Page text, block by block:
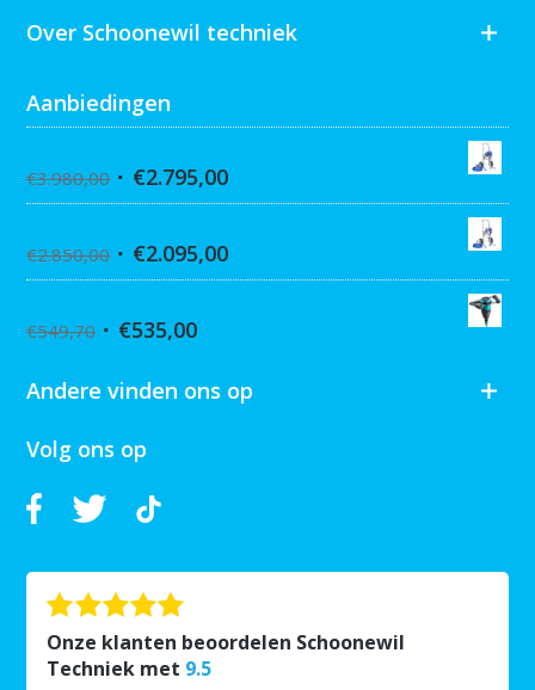
Over Schoonewil techniek
Aanbiedingen
€3.980,00 €2.795,00
€2.850,00 €2.095,00
€549,70 €535,00
Andere vinden ons op
Volg ons op
Onze klanten beoordelen Schoonewil
Techniek met 9.5